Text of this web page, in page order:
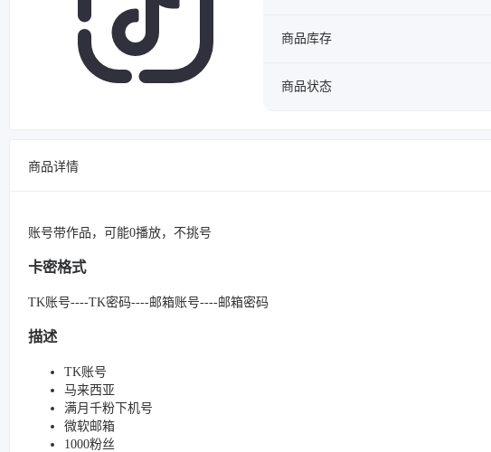
商品库存
商品状态
商品详情
账号带作品，可能0播放，不挑号
卡密格式
TK账号----TK密码----邮箱账号----邮箱密码
描述
TK账号
马来西亚
满月千粉下机号
微软邮箱
1000粉丝